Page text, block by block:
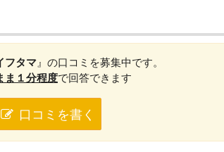
フタマ』の口コミを募集中です。
ま１分程度で回答できます
口コミを書く